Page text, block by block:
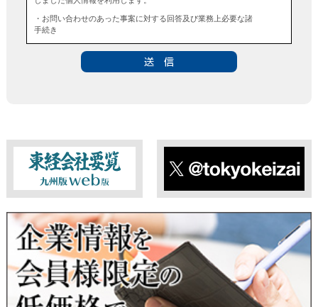
・お問い合わせのあった事案に対する回答及び業務上必要な諸
手続き
■個人情報の第三者提供について
■ 個人情報提供の任意性及び留意点
個人情報のご提供は任意ですが、必要な個人情報をご提供いた
だけなかった場合は、上記利用目的を達成できない場合があり
ますのでご了承ください。
当社は、本人が自己の個人情報について、通知・開示・訂正・
追加・削除・利用停止・提供停止の希望がございましたら、本
人または代理人の請求応じて、個人データの通知・開示・訂
正・追加・削除・利用停止・提供停止の請求に応じます。
受付方法は、本人確認資料（運転免許証、パスポート何れかの
コピー）、「個人情報取扱申請書」「委任状」（代理人による
申請の場合のみ必要となります）を当社宛にお送り下さい。
東経会社要覧web版 X